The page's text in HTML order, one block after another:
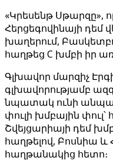
«Կրեսենթ Սթարզը»,
Հերցեգովինայի
խաղերում,
հաղթեց C խմբի իր
Գլխավոր մարզիչ
գլխավորությամբ
նպատակ ունի
փուլի խմբային փուլ՝
Շվեյցարիայի դեմ
հաղթելով, Բոսնիա
հաղթանակից հետո։